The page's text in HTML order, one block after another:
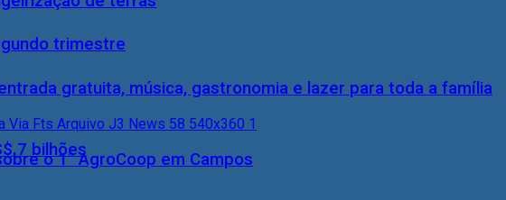
trimestre
7 bilhões
gratuita, música, gastronomia e lazer para toda a família
o 1° AgroCoop em Campos